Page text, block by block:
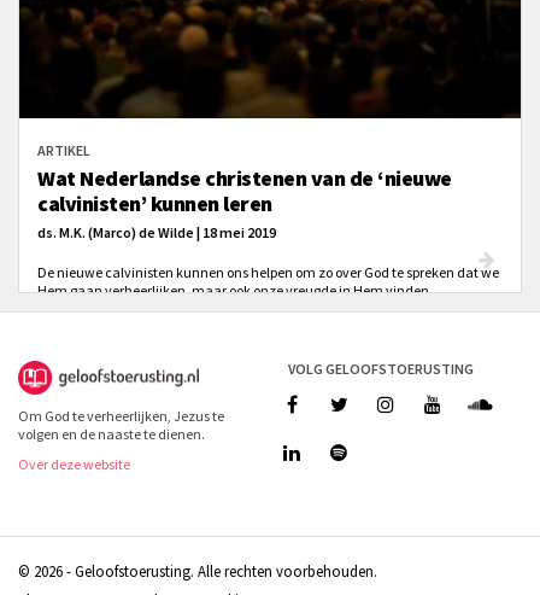
ARTIKEL
Wat Nederlandse christenen van de ‘nieuwe
calvinisten’ kunnen leren
ds. M.K. (Marco) de Wilde | 18 mei 2019
De nieuwe calvinisten kunnen ons helpen om zo over God te spreken dat we
Hem gaan verheerlijken, maar ook onze vreugde in Hem vinden.
Om God te verheerlijken, Jezus te
volgen en de naaste te dienen.
Over deze website
VOLG GELOOFSTOERUSTING
© 2026 - Geloofstoerusting. Alle rechten voorbehouden.